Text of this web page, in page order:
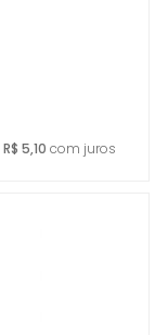
R$ 5,10 com juros